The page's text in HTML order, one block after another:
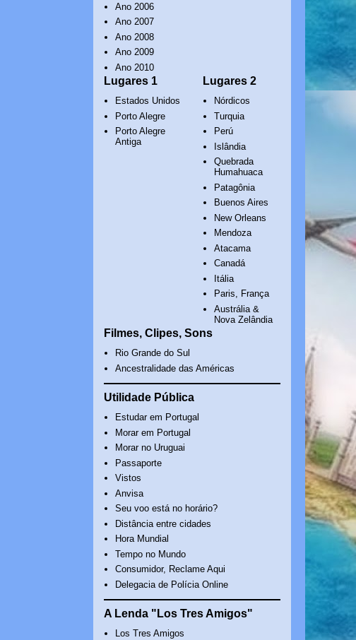
Ano 2006
Ano 2007
Ano 2008
Ano 2009
Ano 2010
Lugares 1
Estados Unidos
Porto Alegre
Porto Alegre
Antiga
Lugares 2
Nórdicos
Turquia
Perú
Islândia
Quebrada
Humahuaca
Patagônia
Buenos Aires
New Orleans
Mendoza
Atacama
Canadá
Itália
Paris, França
Austrália &
Nova Zelândia
Filmes, Clipes, Sons
Rio Grande do Sul
Ancestralidade das Américas
Utilidade Pública
Estudar em Portugal
Morar em Portugal
Morar no Uruguai
Passaporte
Vistos
Anvisa
Seu voo está no horário?
Distância entre cidades
Hora Mundial
Tempo no Mundo
Consumidor, Reclame Aqui
Delegacia de Polícia Online
A Lenda "Los Tres Amigos"
Los Tres Amigos